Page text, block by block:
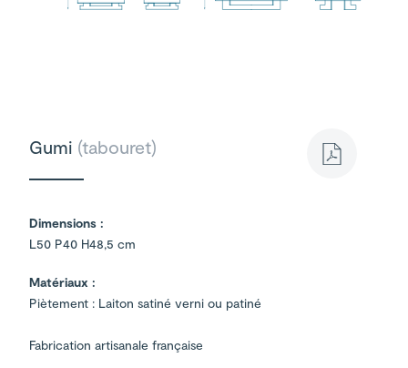
Gumi (tabouret)
Dimensions :
L50 P40 H48,5 cm
Matériaux :
Piètement : Laiton satiné verni ou patiné
Fabrication artisanale française